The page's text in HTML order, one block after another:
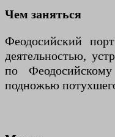
Чем заняться
Феодосийский
деятельностью,
по
подножью